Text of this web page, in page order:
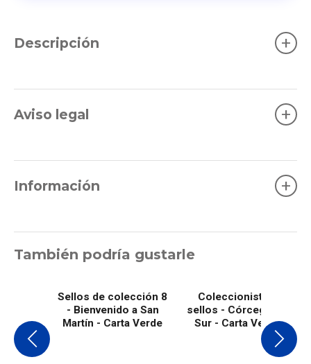
Descripción +
Aviso legal +
Información +
También podría gustarle
Sellos de colección 8
- Bienvenido a San
Martín - Carta Verde
Coleccionista 8
sellos - Córcega del
Sur - Carta Verde